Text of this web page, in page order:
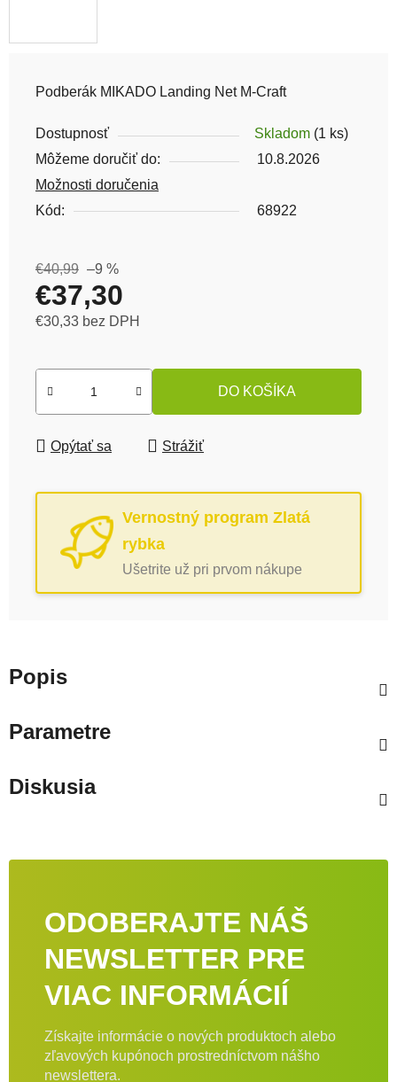
Podberák MIKADO Landing Net M-Craft
Dostupnosť Skladom (1 ks)
Môžeme doručiť do:
10.8.2026
Možnosti doručenia
Kód:
68922
€40,99 –9 %
€37,30
€30,33 bez DPH
DO KOŠÍKA
Opýtať sa Strážiť
Vernostný program Zlatá
rybka
Ušetrite už pri prvom nákupe
Popis
Parametre
Diskusia
ODOBERAJTE NÁŠ
NEWSLETTER PRE
VIAC INFORMÁCIÍ
Získajte informácie o nových produktoch alebo
zľavových kupónoch prostredníctvom nášho
newslettera.